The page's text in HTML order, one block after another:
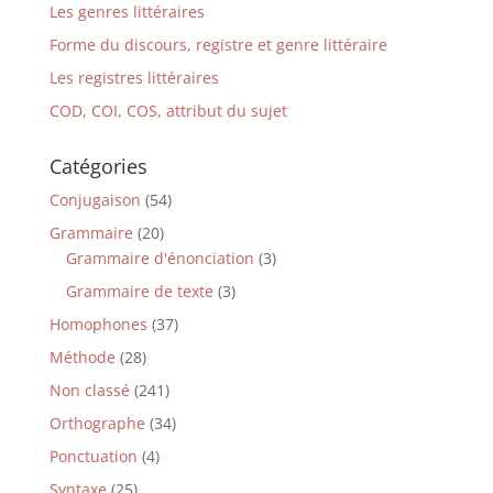
Les genres littéraires
Forme du discours, registre et genre littéraire
Les registres littéraires
COD, COI, COS, attribut du sujet
Catégories
Conjugaison (54)
Grammaire (20)
Grammaire d'énonciation (3)
Grammaire de texte (3)
Homophones (37)
Méthode (28)
Non classé (241)
Orthographe (34)
Ponctuation (4)